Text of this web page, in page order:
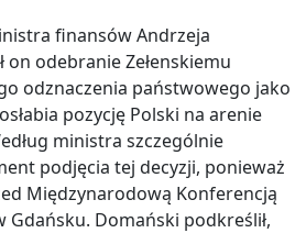
finansów Andrzeja
on odebranie Zełenskiemu
odznaczenia państwowego jako
pozycję Polski na arenie
ministra szczególnie
podjęcia tej decyzji, ponieważ
Międzynarodową Konferencją
Domański podkreślił,